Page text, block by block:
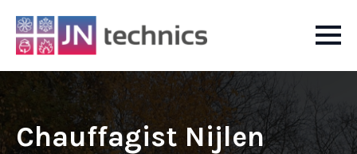
Chauffagist Nijlen